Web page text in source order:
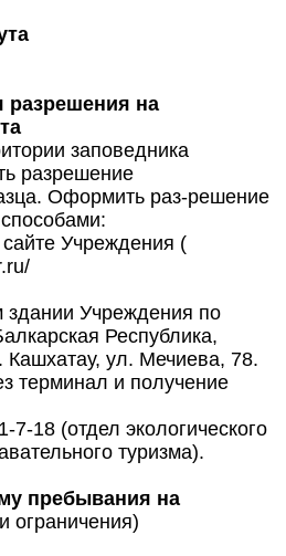
разрешения на
заповедника
разрешение
Оформить раз-решение
Учреждения (
здании Учреждения по
Республика,
Кашхатау, ул. Мечиева, 78.
терминал и получение
18 (отдел экологического
туризма).
пребывания на
ограничения)